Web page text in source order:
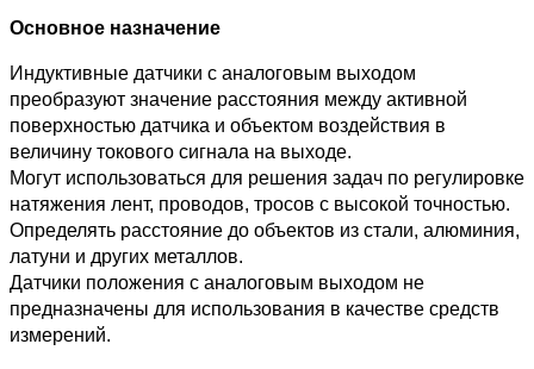
Основное назначение
Индуктивные датчики с аналоговым выходом
преобразуют значение расстояния между активной
поверхностью датчика и объектом воздействия в
величину токового сигнала на выходе.
Могут использоваться для решения задач по регулировке
натяжения лент, проводов, тросов с высокой точностью.
Определять расстояние до объектов из стали, алюминия,
латуни и других металлов.
Датчики положения с аналоговым выходом не
предназначены для использования в качестве средств
измерений.